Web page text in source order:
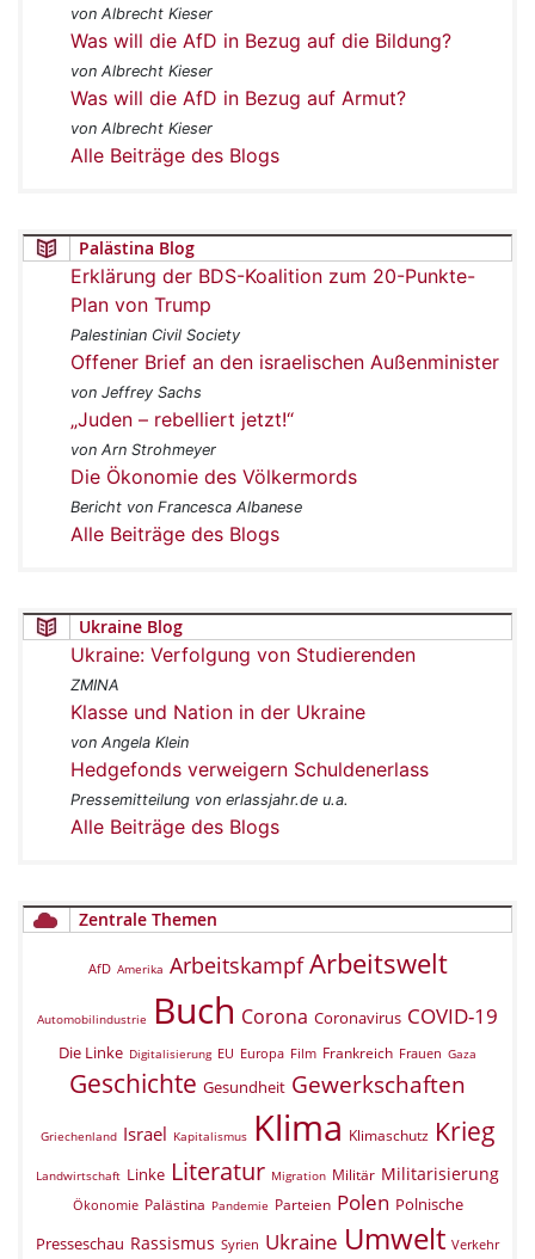
von Albrecht Kieser
Was will die AfD in Bezug auf die Bildung?
von Albrecht Kieser
Was will die AfD in Bezug auf Armut?
von Albrecht Kieser
Alle Beiträge des Blogs
Palästina Blog
Erklärung der BDS-Koalition zum 20-Punkte-
Plan von Trump
Palestinian Civil Society
Offener Brief an den israelischen Außenminister
von Jeffrey Sachs
„Juden – rebelliert jetzt!“
von Arn Strohmeyer
Die Ökonomie des Völkermords
Bericht von Francesca Albanese
Alle Beiträge des Blogs
Ukraine Blog
Ukraine: Verfolgung von Studierenden
ZMINA
Klasse und Nation in der Ukraine
von Angela Klein
Hedgefonds verweigern Schuldenerlass
Pressemitteilung von erlassjahr.de u.a.
Alle Beiträge des Blogs
Zentrale Themen
AfD Amerika Arbeitskampf Arbeitswelt
Automobilindustrie Buch Corona Coronavirus COVID-19
Die Linke Digitalisierung EU Europa Film Frankreich Frauen Gaza
Geschichte Gesundheit Gewerkschaften
Griechenland Israel Kapitalismus Klima Klimaschutz Krieg
Landwirtschaft Linke Literatur Migration Militär Militarisierung
Ökonomie Palästina Pandemie Parteien Polen Polnische
Presseschau Rassismus Syrien Ukraine Umwelt Verkehr